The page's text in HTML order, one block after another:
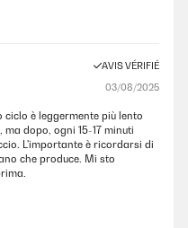
AVIS VÉRIFIÉ
03/08/2025
ciclo è leggermente più lento
dopo, ogni 15-17 minuti
L'importante è ricordarsi di
che produce. Mi sto